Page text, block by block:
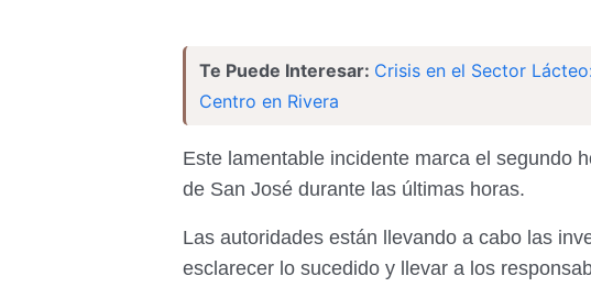
Te Puede Interesar: Crisis en el Sector
Centro en Rivera
Este lamentable incidente marca el segundo
de San José durante las últimas horas.
Las autoridades están llevando a cabo las
esclarecer lo sucedido y llevar a los